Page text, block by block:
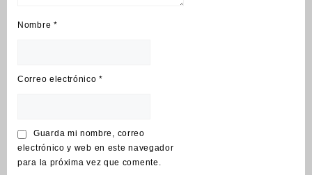
Nombre *
Correo electrónico*
Guarda mi nombre, correo
electrónico y web en este navegador
para la próxima vez que comente.